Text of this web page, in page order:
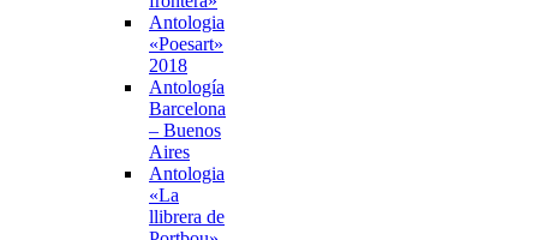
Antologia
«Poesart»
2018
Antología
Barcelona
– Buenos
Aires
Antologia
«La
llibrera de